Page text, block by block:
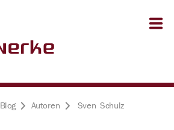
Blog Autoren Sven Schulz